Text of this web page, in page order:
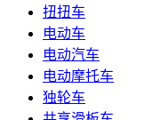
扭扭车
电动车
电动汽车
电动摩托车
独轮车